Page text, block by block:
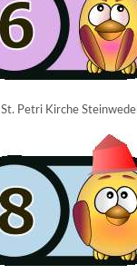
St. Petri Kirche Steinwedel